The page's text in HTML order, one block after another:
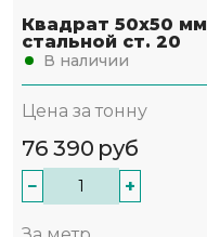
Квадрат 50х50 мм
стальной ст. 20
В наличии
Цена за тонну
76 390 руб
− +